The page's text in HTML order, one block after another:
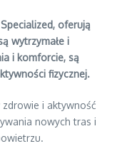
oferują
wytrzymałe i
i komforcie, są
fizycznej.
i aktywność
nowych tras i